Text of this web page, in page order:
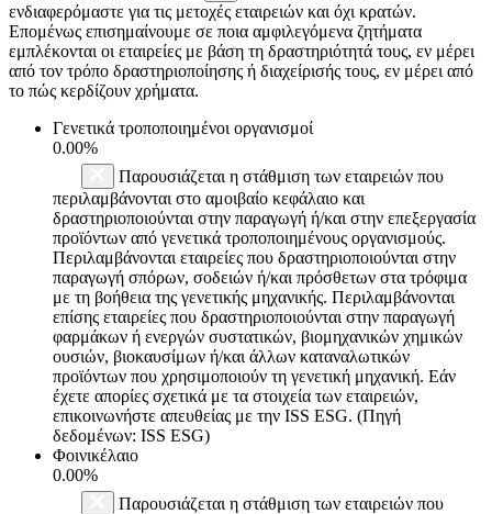
ενδιαφερόμαστε για τις μετοχές εταιρειών και όχι κρατών.
Επομένως επισημαίνουμε σε ποια αμφιλεγόμενα ζητήματα
εμπλέκονται οι εταιρείες με βάση τη δραστηριότητά τους, εν μέρει
από τον τρόπο δραστηριοποίησης ή διαχείρισής τους, εν μέρει από
το πώς κερδίζουν χρήματα.
Γενετικά τροποποιημένοι οργανισμοί
0.00%
Παρουσιάζεται η στάθμιση των εταιρειών που
περιλαμβάνονται στο αμοιβαίο κεφάλαιο και
δραστηριοποιούνται στην παραγωγή ή/και στην επεξεργασία
προϊόντων από γενετικά τροποποιημένους οργανισμούς.
Περιλαμβάνονται εταιρείες που δραστηριοποιούνται στην
παραγωγή σπόρων, σοδειών ή/και πρόσθετων στα τρόφιμα
με τη βοήθεια της γενετικής μηχανικής. Περιλαμβάνονται
επίσης εταιρείες που δραστηριοποιούνται στην παραγωγή
φαρμάκων ή ενεργών συστατικών, βιομηχανικών χημικών
ουσιών, βιοκαυσίμων ή/και άλλων καταναλωτικών
προϊόντων που χρησιμοποιούν τη γενετική μηχανική. Εάν
έχετε απορίες σχετικά με τα στοιχεία των εταιρειών,
επικοινωνήστε απευθείας με την ISS ESG. (Πηγή
δεδομένων: ISS ESG)
Φοινικέλαιο
0.00%
Παρουσιάζεται η στάθμιση των εταιρειών που